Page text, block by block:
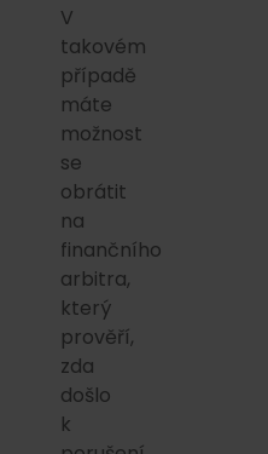
V
takovém
případě
máte
možnost
se
obrátit
na
finančního
arbitra,
který
prověří,
zda
došlo
k